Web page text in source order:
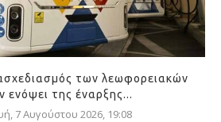
των λεωφορειακών
ενόψει της έναρξης...
7 Αυγούστου 2026, 19:08